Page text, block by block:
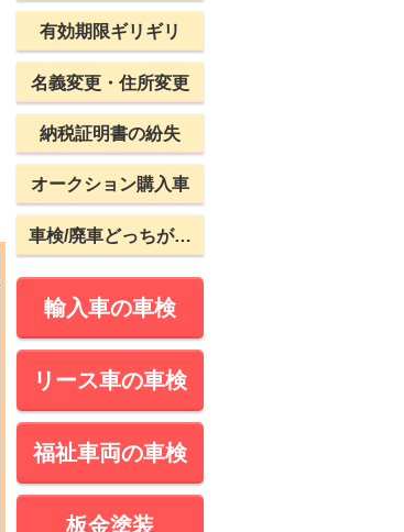
有効期限ギリギリ
名義変更・住所変更
納税証明書の紛失
オークション購入車
車検/廃車どっちが…
輸入車の車検
リース車の車検
福祉車両の車検
板金塗装